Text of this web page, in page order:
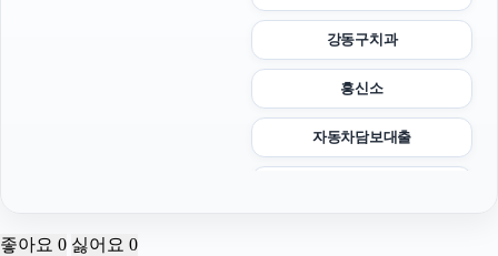
강동구치과
흥신소
자동차담보대출
좋아요 0 싫어요 0